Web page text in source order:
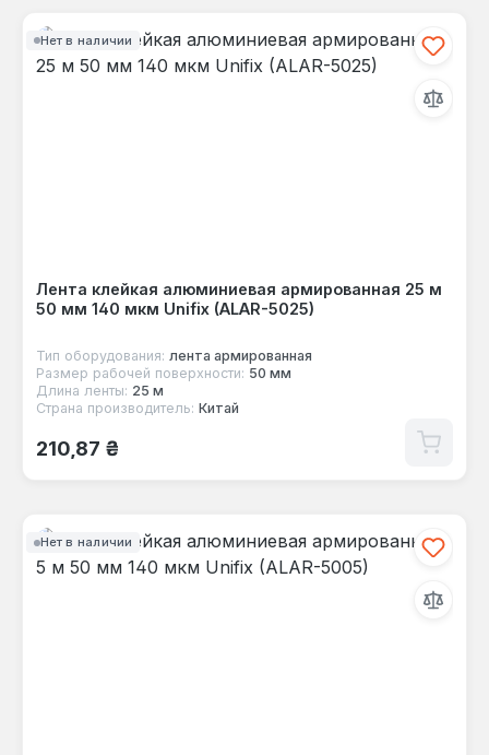
Нет в наличии
Лента клейкая алюминиевая армированная 25 м
50 мм 140 мкм Unifix (ALAR-5025)
Тип оборудования: лента армированная
Размер рабочей поверхности: 50 мм
Длина ленты: 25 м
Страна производитель: Китай
Обычная цена:
210,87 ₴
Нет в наличии